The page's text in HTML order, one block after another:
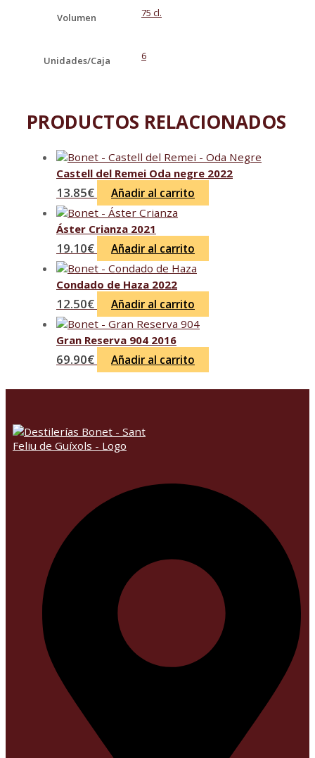
Volumen 75 cl.
Unidades/Caja 6
PRODUCTOS RELACIONADOS
Castell del Remei Oda negre 2022
13.85€ Añadir al carrito
Áster Crianza 2021
19.10€ Añadir al carrito
Condado de Haza 2022
12.50€ Añadir al carrito
Gran Reserva 904 2016
69.90€ Añadir al carrito